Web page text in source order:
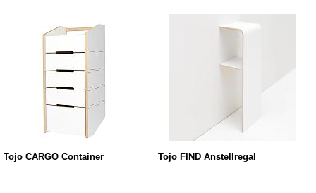
Tojo CARGO Container Tojo FIND Anstellregal